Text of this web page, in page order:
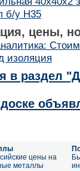
б/у Н35
цены,
изоляция
в раздел
цены на
металлы